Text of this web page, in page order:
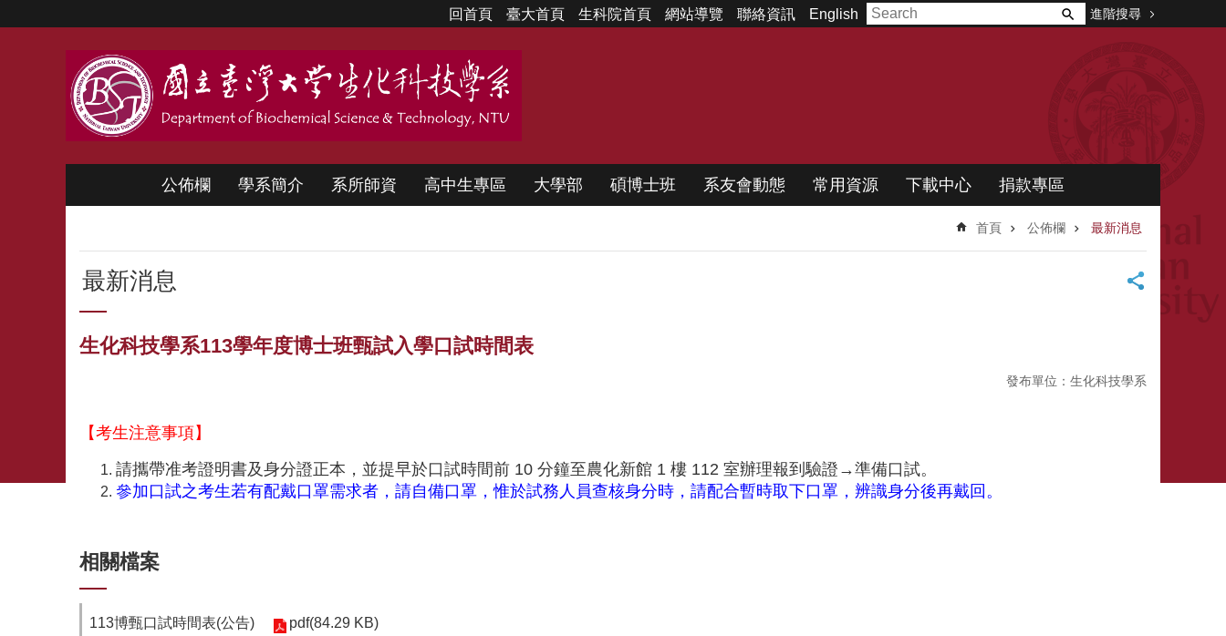
回首頁 臺大首頁 生科院首頁 網站導覽 聯絡資訊 English 進階搜尋
公佈欄 學系簡介 系所師資 高中生專區 大學部 碩博士班 系友會動態 常用資源 下載中心 捐款專區
首頁 公佈欄 最新消息
最新消息
生化科技學系113學年度博士班甄試入學口試時間表
發布單位：生化科技學系
【考生注意事項】
請攜帶准考證明書及身分證正本，並提早於口試時間前 10 分鐘至農化新館 1 樓 112 室辦理報到驗證→準備口試。
參加口試之考生若有配戴口罩需求者，請自備口罩，惟於試務人員查核身分時，請配合暫時取下口罩，辨識身分後再戴回。
相關檔案
113博甄口試時間表(公告) pdf(84.29 KB)